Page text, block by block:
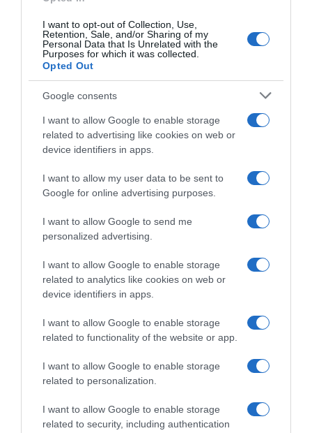
I want to opt-out of Collection, Use,
Retention, Sale, and/or Sharing of my
Personal Data that Is Unrelated with the
Purposes for which it was collected.
Opted Out
Google consents
I want to allow Google to enable storage
related to advertising like cookies on web or
device identifiers in apps.
I want to allow my user data to be sent to
Google for online advertising purposes.
I want to allow Google to send me
personalized advertising.
I want to allow Google to enable storage
related to analytics like cookies on web or
device identifiers in apps.
I want to allow Google to enable storage
related to functionality of the website or app.
I want to allow Google to enable storage
related to personalization.
I want to allow Google to enable storage
related to security, including authentication
ΠΟΛΙΤΙΚΗ
Συμεών Κεδίκογλου: «Ο Νίκος Παππάς μου
πέταξε καρέκλα σε ΚΕ επειδή είχα κάνει
Μετά την υβριστική ανάρτηση του ευρωβουλευτή του
ΣΥΡΙΖΑ
27.02.2025 - 15:09